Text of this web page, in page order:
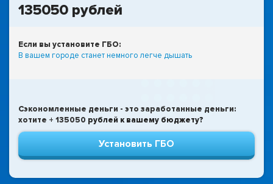
135050 рублей
Если вы установите ГБО:
В вашем городе станет немного легче дышать
Сэкономленные деньги - это заработанные деньги:
хотите + 135050 рублей к вашему бюджету?
Установить ГБО